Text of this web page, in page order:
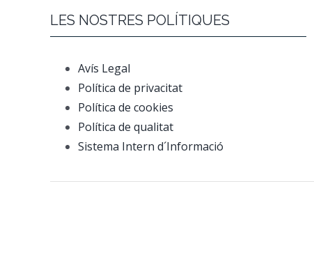
LES NOSTRES POLÍTIQUES
Avís Legal
Política de privacitat
Política de cookies
Política de qualitat
Sistema Intern d´Informació